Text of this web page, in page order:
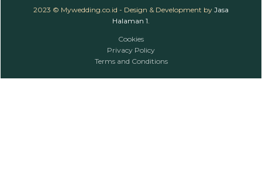
2023 © Mywedding.co.id - Design & Development by Jasa
Halaman 1.
Cookies
Privacy Policy
Terms and Conditions